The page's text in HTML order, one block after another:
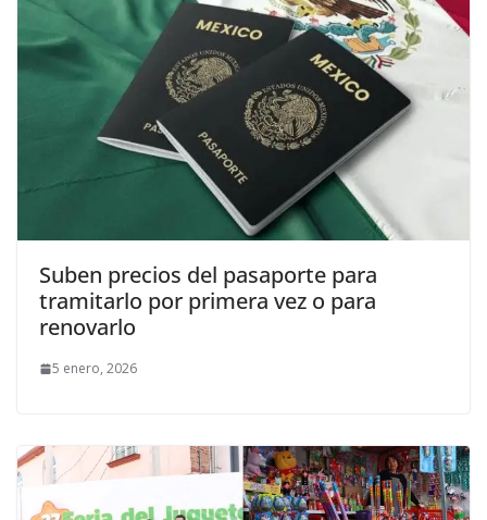
Suben precios del pasaporte para
tramitarlo por primera vez o para
renovarlo
5 enero, 2026